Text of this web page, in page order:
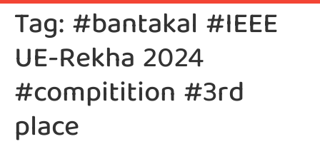
Tag:#bantakal #IEEE
UE-Rekha 2024
#compitition #3rd
place